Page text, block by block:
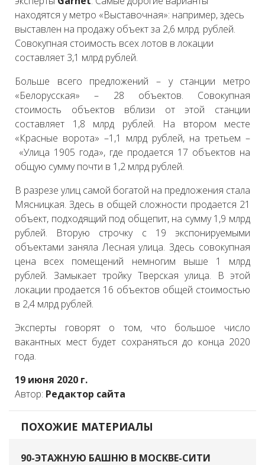
находятся у метро «Выставочная»: например, здесь
выставлен на продажу объект за 2,6 млрд. рублей.
Совокупная стоимость всех лотов в локации
составляет 3,1 млрд рублей.
Больше всего предложений – у станции метро
«Белорусская» – 28 объектов. Совокупная
стоимость объектов вблизи от этой станции
составляет 1,8 млрд рублей. На втором месте
«Красные ворота» –1,1 млрд рублей, на третьем –
«Улица 1905 года», где продается 17 объектов на
общую сумму почти в 1,2 млрд рублей.
В разрезе улиц самой богатой на предложения стала
Мясницкая. Здесь в общей сложности продается 21
объект, подходящий под общепит, на сумму 1,9 млрд
рублей. Вторую строчку с 19 экспонируемыми
объектами заняла Лесная улица. Здесь совокупная
цена всех помещений немногим выше 1 млрд
рублей. Замыкает тройку Тверская улица. В этой
локации продается 16 объектов общей стоимостью
в 2,4 млрд рублей.
Эксперты говорят о том, что большое число
вакантных мест будет сохраняться до конца 2020
года.
19 июня 2020 г.
Автор: Редактор сайта
ПОХОЖИЕ МАТЕРИАЛЫ
90-ЭТАЖНУЮ БАШНЮ В МОСКВЕ-СИТИ